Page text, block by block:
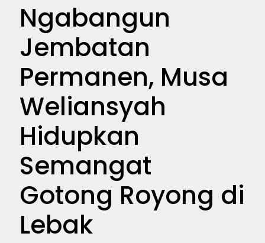
Ngabangun
Jembatan
Permanen, Musa
Weliansyah
Hidupkan
Semangat
Gotong Royong di
Lebak